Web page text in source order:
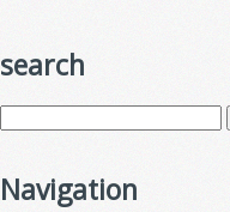
search
Navigation